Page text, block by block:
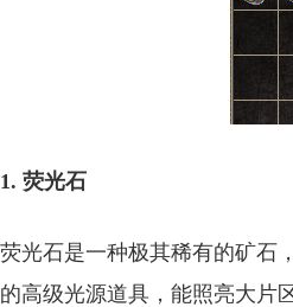
1. 荧光石
荧光石是一种极其稀有的矿石
的高级光源道具，能照亮大片